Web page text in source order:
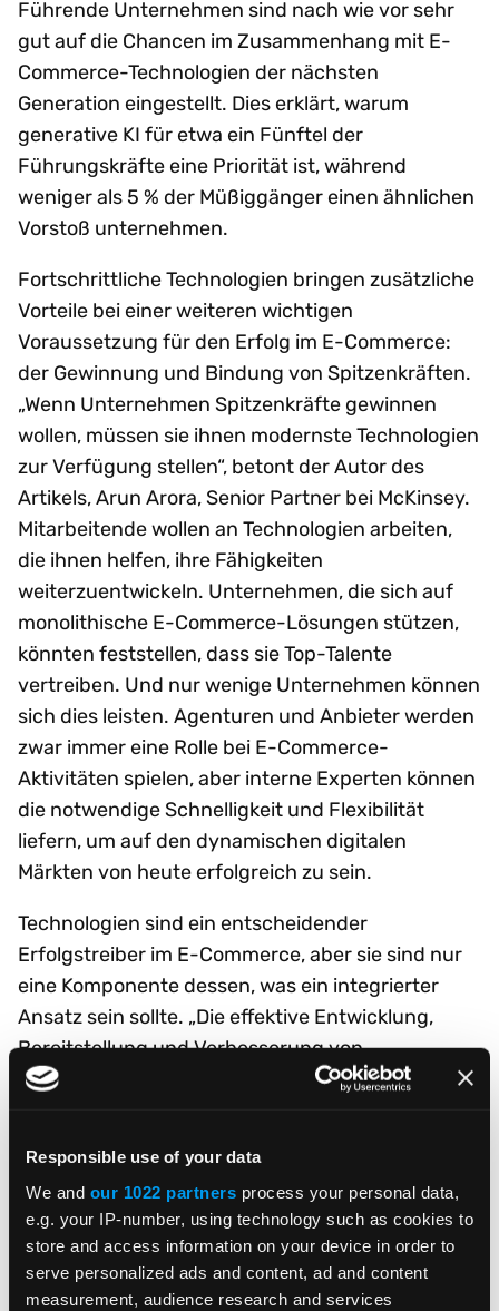
Responsible use of your data
We and our 1022 partners process your personal data,
e.g. your IP-number, using technology such as cookies to
store and access information on your device in order to
serve personalized ads and content, ad and content
measurement, audience research and services
Führende Unternehmen sind nach wie vor sehr
gut auf die Chancen im Zusammenhang mit E-
Commerce-Technologien der nächsten
Generation eingestellt. Dies erklärt, warum
generative KI für etwa ein Fünftel der
Führungskräfte eine Priorität ist, während
weniger als 5 % der Müßiggänger einen ähnlichen
Vorstoß unternehmen.
Fortschrittliche Technologien bringen zusätzliche
Vorteile bei einer weiteren wichtigen
Voraussetzung für den Erfolg im E-Commerce:
der Gewinnung und Bindung von Spitzenkräften.
„Wenn Unternehmen Spitzenkräfte gewinnen
wollen, müssen sie ihnen modernste Technologien
zur Verfügung stellen“, betont der Autor des
Artikels, Arun Arora, Senior Partner bei McKinsey.
Mitarbeitende wollen an Technologien arbeiten,
die ihnen helfen, ihre Fähigkeiten
weiterzuentwickeln. Unternehmen, die sich auf
monolithische E-Commerce-Lösungen stützen,
könnten feststellen, dass sie Top-Talente
vertreiben. Und nur wenige Unternehmen können
sich dies leisten. Agenturen und Anbieter werden
zwar immer eine Rolle bei E-Commerce-
Aktivitäten spielen, aber interne Experten können
die notwendige Schnelligkeit und Flexibilität
liefern, um auf den dynamischen digitalen
Märkten von heute erfolgreich zu sein.
Technologien sind ein entscheidender
Erfolgstreiber im E-Commerce, aber sie sind nur
eine Komponente dessen, was ein integrierter
Ansatz sein sollte. „Die effektive Entwicklung,
Bereitstellung und Verbesserung von
Technologieprogrammen setzt voraus, dass
sinnvolle Strategien entwickeln, in größeren
Unternehmensbereichen arbeiten, ihre Daten
effektiver nutzen und Programme auf
verschiedene Regionen, Produkte oder Kunden
skalieren, sind entscheidende Bausteine für die